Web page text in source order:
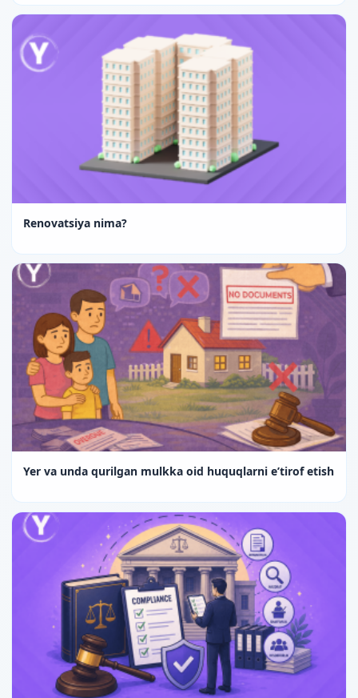
Renovatsiya nima?
Yer va unda qurilgan mulkka oid huquqlarni e’tirof etish